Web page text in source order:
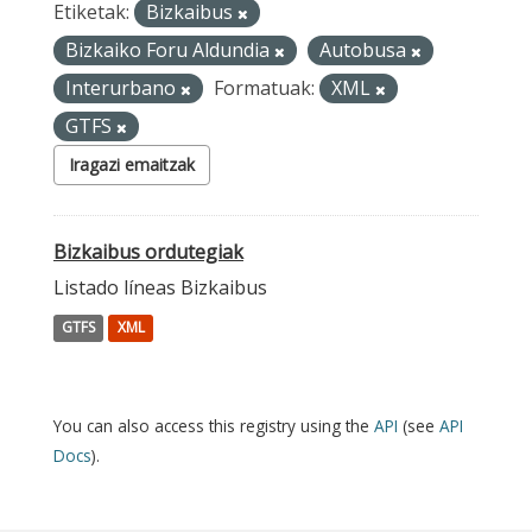
Etiketak:
Bizkaibus
Bizkaiko Foru Aldundia
Autobusa
Interurbano
Formatuak:
XML
GTFS
Iragazi emaitzak
Bizkaibus ordutegiak
Listado líneas Bizkaibus
GTFS XML
You can also access this registry using the API (see API
Docs).